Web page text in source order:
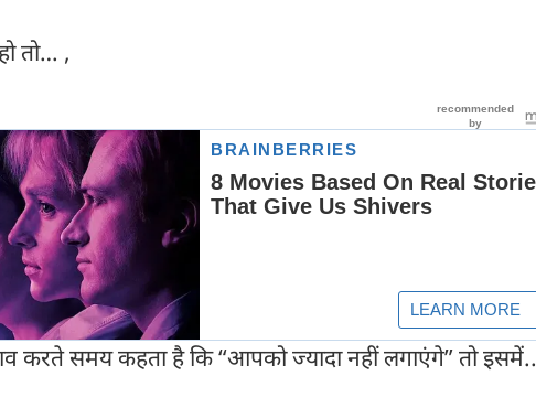
तो… ,
करते समय कहता है कि “आपको ज्यादा नहीं लगाएंगे” तो इसमें..